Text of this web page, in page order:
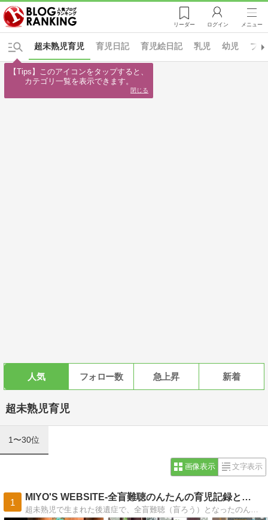
リーダー ログイン メニュー
育児日記 育児絵日記 乳児 幼児 プ
超未熟児育児
人気 フォロー数 急上昇 新着
超未熟児育児
1〜30位
画像表示 文字表示
1
MIYO'S WEBSITE-全盲難聴のんたんの育児記録と…
【Tips】このアイコンをタップすると、
カテゴリ一覧を表示できます。
閉じる